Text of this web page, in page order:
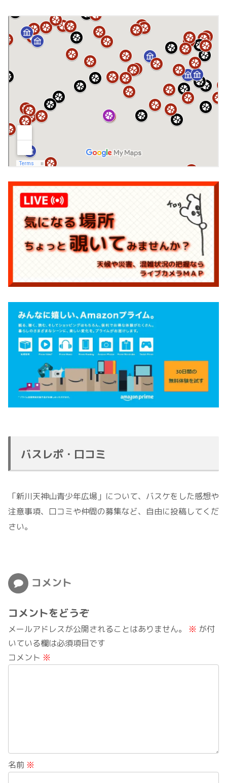
バスレポ・口コミ
「新川天神山青少年広場」について、バスケをした感想や
注意事項、口コミや仲間の募集など、自由に投稿してくだ
さい。
コメント
コメントをどうぞ
メールアドレスが公開されることはありません。 ※ が付
いている欄は必須項目です
コメント ※
名前 ※